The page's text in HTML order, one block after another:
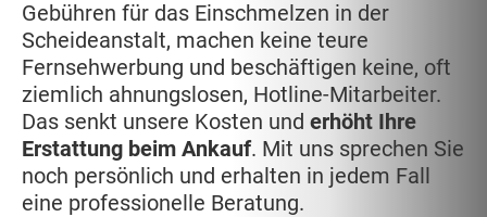
Gebühren für das Einschmelzen in der
Scheideanstalt, machen keine teure
Fernsehwerbung und beschäftigen keine, oft
ziemlich ahnungslosen, Hotline-Mitarbeiter.
Das senkt unsere Kosten und erhöht Ihre
Erstattung beim Ankauf. Mit uns sprechen Sie
noch persönlich und erhalten in jedem Fall
eine professionelle Beratung.